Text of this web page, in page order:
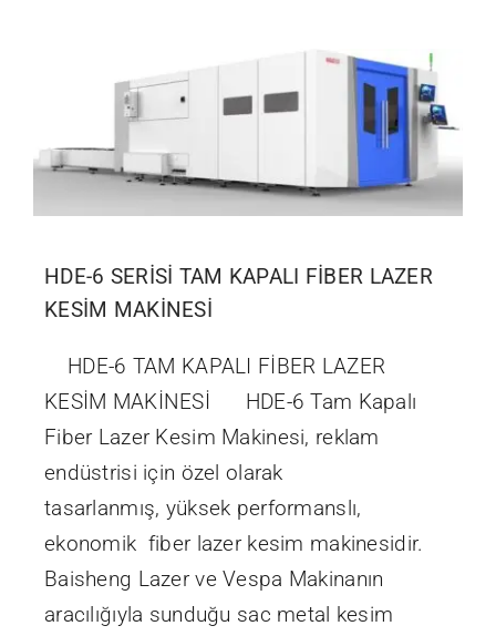
HDE-6 SERİSİ TAM KAPALI FİBER LAZER
KESİM MAKİNESİ
HDE-6 TAM KAPALI FİBER LAZER
KESİM MAKİNESİ HDE-6 Tam Kapalı
Fiber Lazer Kesim Makinesi, reklam
endüstrisi için özel olarak
tasarlanmış, yüksek performanslı,
ekonomik fiber lazer kesim makinesidir.
Baisheng Lazer ve Vespa Makinanın
aracılığıyla sunduğu sac metal kesim